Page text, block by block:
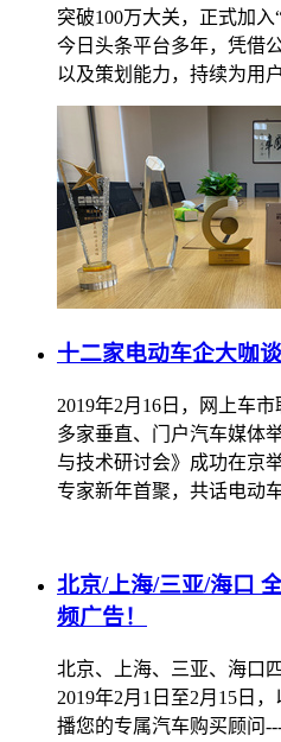
突破100万大关，正式加
今日头条平台多年，凭借
以及策划能力，持续为用
十二家电动车企大咖
2019年2月16日，网上车
多家垂直、门户汽车媒体
与技术研讨会》成功在京
专家新年首聚，共话电动
北京/上海/三亚/海口
频广告！
北京、上海、三亚、海口
2019年2月1日至2月15日
播您的专属汽车购买顾问